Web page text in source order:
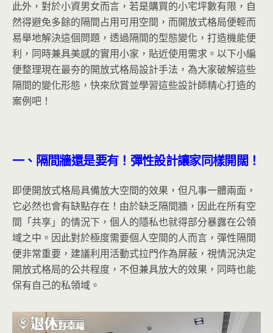
此外，對於小資男女而言，若是購買的小宅坪數有限，自
然得避免多餘的隔間占用可用空間，而開放式格局便輕而
易舉地解決這個問題，透過隔間的型態變化，打造機能便
利，同時兼具美感的實用小家，貼近使用需求。以下小編
便整理現在最夯的開放式格局設計手法，為大家破解這些
隔間的變化形態，快來欣賞並學習這些設計師精心打造的
案例吧！
一、隔間牆還是要有！彈性設計讓家同樣開闊！
即便開放式格局具備放大空間的效果，但凡事一體兩面，
它必然也會有缺點存在！由於缺乏隔間牆，因此在所有空
間「共享」的情況下，個人的隱私也就得部分暴露在公領
域之中。因此對於極度需要個人空間的人而言，彈性隔間
便非常重要，建議利用活動式拉門作為屏蔽，視情況決定
開放式格局的公共程度，不但兼具放大的效果，同時也能
保有自己的私領域。